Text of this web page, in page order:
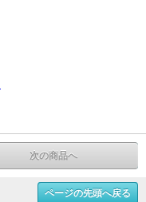
次の商品へ
ページの先頭へ戻る